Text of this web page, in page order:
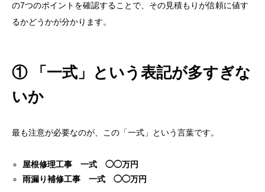
の7つのポイントを確認することで、その見積もりが信頼に値す
るかどうかが分かります。
① 「一式」という表記が多すぎな
いか
最も注意が必要なのが、この「一式」という言葉です。
屋根修理工事 一式 ◯◯万円
雨漏り補修工事 一式 ◯◯万円